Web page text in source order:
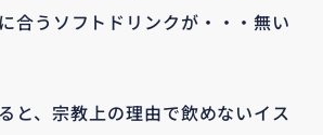
合うソフトドリンクが・・・無い
と、宗教上の理由で飲めないイス